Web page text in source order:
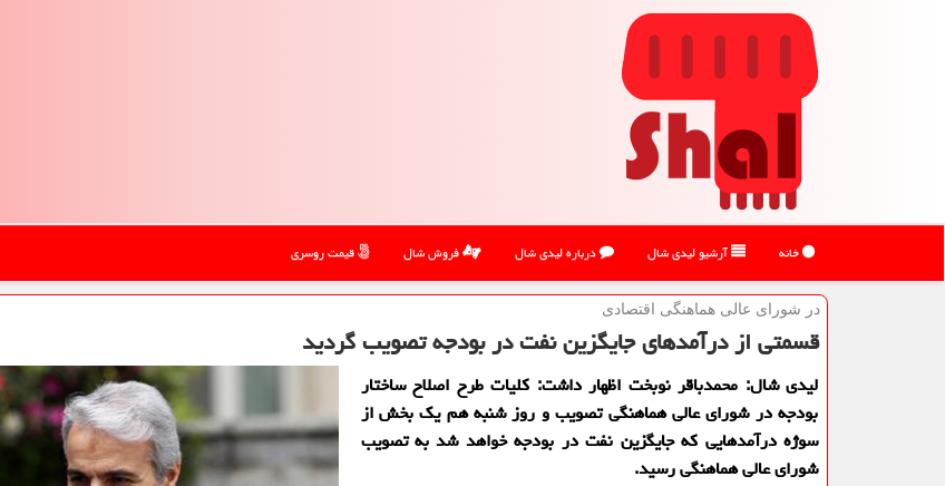
خانه آرشیو لیدی شال درباره لیدی شال فروش شال قیمت روسری
در شورای عالی هماهنگی اقتصادی
قسمتی از درآمدهای جایگزین نفت در بودجه تصویب گردید
لیدی شال: محمدباقر نوبخت اظهار داشت: كلیات طرح اصلاح ساختار
بودجه در شورای عالی هماهنگی تصویب و روز شنبه هم یك بخش از
سوژه درآمدهایی كه جایگزین نفت در بودجه خواهد شد به تصویب
شورای عالی هماهنگی رسید.